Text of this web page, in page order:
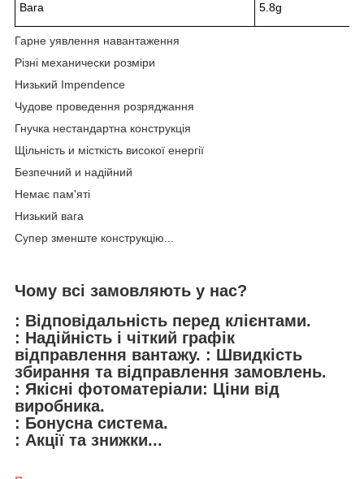
Вага 5.8g
Гарне уявлення навантаження
Різні механически розміри
Низький Impendence
Чудове проведення розряджання
Гнучка нестандартна конструкція
Щільність и місткість високої енергії
Безпечний и надійний
Немає пам'яті
Низький вага
Супер зменште конструкцію...
Чому всі замовляють у нас?
: Відповідальність перед клієнтами.
: Надійність і чіткий графік
відправлення вантажу. : Швидкість
збирання та відправлення замовлень.
: Якісні фотоматеріали: Ціни від
виробника.
: Бонусна система.
: Акції та знижки...